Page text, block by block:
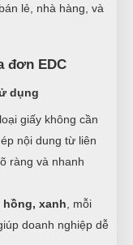
lẻ, nhà hàng, và
đơn EDC
dụng
giấy không cần
nội dung từ liên
ràng và nhanh
hồng, xanh , mỗi
doanh nghiệp dễ